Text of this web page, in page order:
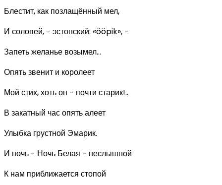
Блестит, как позлащённый мел,
И соловей, - эстонский: «ööpik», -
Запеть желанье возымел...
Опять звенит и королеет
Мой стих, хоть он - почти старик!..
В закатный час опять алеет
Улыбка грустной Эмарик.
И ночь - Ночь Белая - неслышной
К нам приближается стопой